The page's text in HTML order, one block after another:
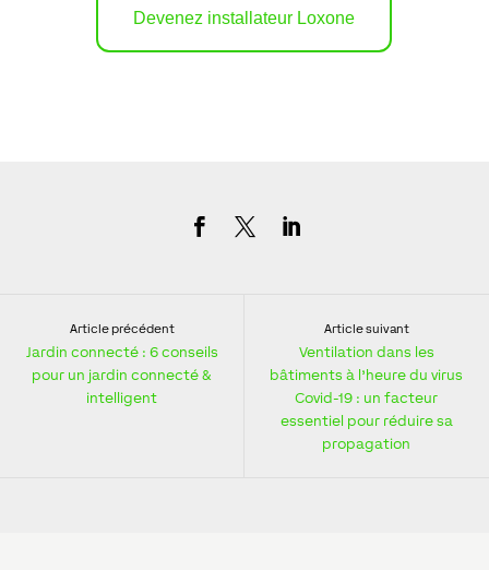
Devenez installateur Loxone
Article précédent
Jardin connecté : 6 conseils
pour un jardin connecté &
intelligent
Article suivant
Ventilation dans les
bâtiments à l’heure du virus
Covid-19 : un facteur
essentiel pour réduire sa
propagation